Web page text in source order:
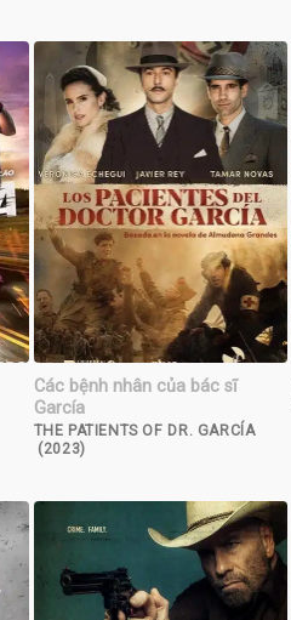
Các bệnh nhân của bác sĩ
García
THE PATIENTS OF DR. GARCÍA
(2023)